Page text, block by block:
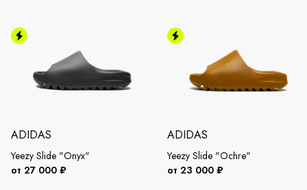
ADIDAS
Yeezy Slide "Onyx"
от 27 000 ₽
ADIDAS
Yeezy Slide "Ochre"
от 23 000 ₽